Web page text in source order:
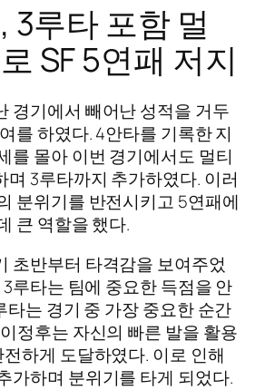
3루타 포함 멀
SF 5연패 저지
경기에서 빼어난 성적을 거두
를 하였다. 4안타를 기록한 지
를 몰아 이번 경기에서도 멀티
며 3루타까지 추가하였다. 이러
분위기를 반전시키고 5연패에
큰 역할을 했다.
초반부터 타격감을 보여주었
루타는 팀에 중요한 득점을 안
타는 경기 중 가장 중요한 순간
정후는 자신의 빠른 발을 활용
하게 도달하였다. 이로 인해
가하며 분위기를 타게 되었다.